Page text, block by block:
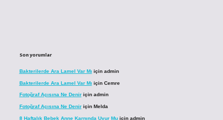
Son yorumlar
Bakterilerde Ara Lamel Var Mı için admin
Bakterilerde Ara Lamel Var Mı için Cemre
Fotoğraf Açısına Ne Deniriçin admin
Fotoğraf Açısına Ne Deniriçin Melda
8 Haftalık Bebek Anne Karnında Uyur Muiçin admin